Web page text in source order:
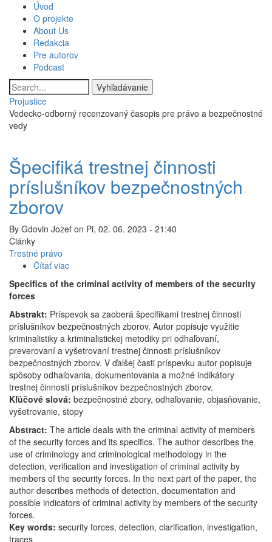
hlavný
obsah
Main
navigation
Úvod
O projekte
About Us
Redakcia
Pre autorov
Podcast
Vyhľadávanie
Projustice
Vedecko-odborný recenzovaný časopis pre právo a bezpečnostné
vedy
Špecifiká trestnej činnosti
príslušníkov bezpečnostných
zborov
By Gdovin Jozef on Pi, 02. 06. 2023 - 21:40
Články
Trestné právo
Čítať viac
Špecifiká
trestnej
príslušníkov
bezpečnostných
zborov
Specifics of the criminal activity of members of the security
forces
Abstrakt: Príspevok sa zaoberá špecifikami trestnej činnosti
príslušníkov bezpečnostných zborov. Autor popisuje využitie
kriminalistiky a kriminalistickej metodiky pri odhaľovaní,
preverovaní a vyšetrovaní trestnej činnosti príslušníkov
bezpečnostných zborov. V ďalšej časti príspevku autor popisuje
spôsoby odhaľovania, dokumentovania a možné indikátory
trestnej činnosti príslušníkov bezpečnostných zborov.
Kľúčové slová: bezpečnostné zbory, odhaľovanie, objasňovanie,
vyšetrovanie, stopy
Abstract: The article deals with the criminal activity of members
of the security forces and its specifics. The author describes the
use of criminology and criminological methodology in the
detection, verification and investigation of criminal activity by
members of the security forces. In the next part of the paper, the
author describes methods of detection, documentation and
possible indicators of criminal activity by members of the security
forces.
Key words: security forces, detection, clarification, investigation,
traces